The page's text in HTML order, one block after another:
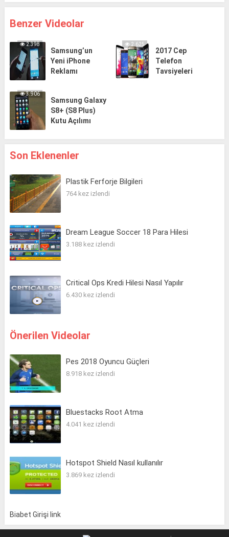
Benzer Videolar
2.398
Samsung’un
Yeni iPhone
Reklamı
2.625
2017 Cep
Telefon
Tavsiyeleri
3.906
Samsung Galaxy
S8+ (S8 Plus)
Kutu Açılımı
Son Eklenenler
Plastik Ferforje Bilgileri
764 kez izlendi
Dream League Soccer 18 Para Hilesi
3.188 kez izlendi
Critical Ops Kredi Hilesi Nasıl Yapılır
6.430 kez izlendi
Önerilen Videolar
Pes 2018 Oyuncu Güçleri
8.918 kez izlendi
Bluestacks Root Atma
4.041 kez izlendi
Hotspot Shield Nasıl kullanılır
3.869 kez izlendi
Biabet Girişi link